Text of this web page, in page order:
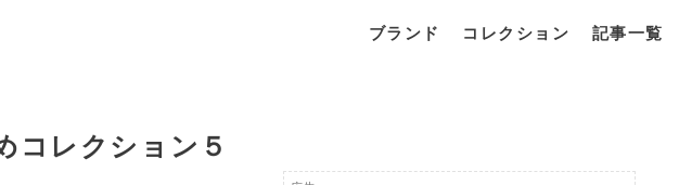
ブランド コレクション 記事一覧
コレクション５